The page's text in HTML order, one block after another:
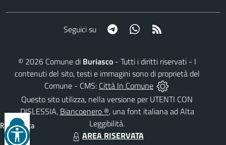
Seguici su Telegram Whatsapp
© 2026Comune di Buriasco- Tutti i diritti riservati - I
contenuti del sito, testi e immagini sono di proprietà del
Comune - CMS: Città In Comune
Questo sito utilizza, nella versione per UTENTI CON
DISLESSIA, Biancoenero ®, una font italiana ad Alta
Leggibilità.
AREA RISERVATA
Reimposta
tutto